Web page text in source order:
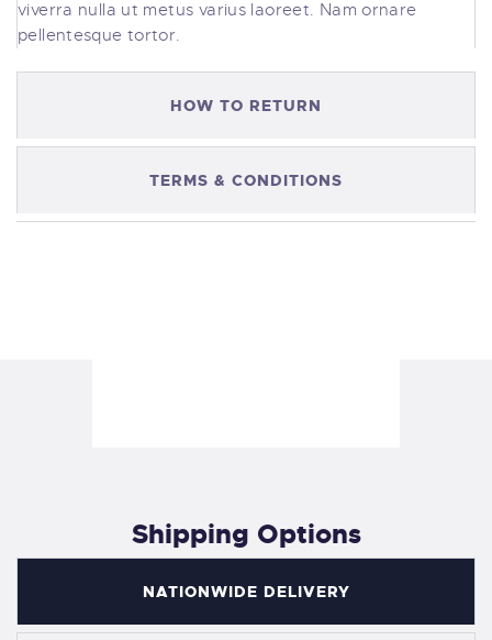
viverra nulla ut metus varius laoreet. Nam ornare
pellentesque tortor.
HOW TO RETURN
TERMS & CONDITIONS
Shipping Options
NATIONWIDE DELIVERY